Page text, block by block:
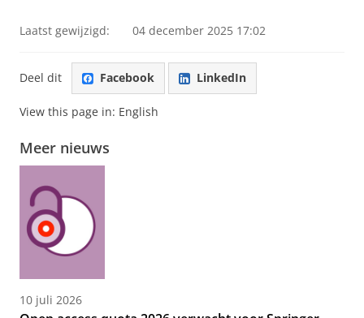
Laatst gewijzigd: 04 december 2025 17:02
Deel dit Facebook LinkedIn
View this page in: English
Meer nieuws
10 juli 2026